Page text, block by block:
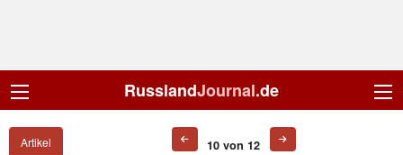
RusslandJournal.de
Artikel 10 von 12